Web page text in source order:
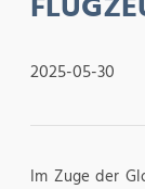
2025-05-30
Im Zuge der